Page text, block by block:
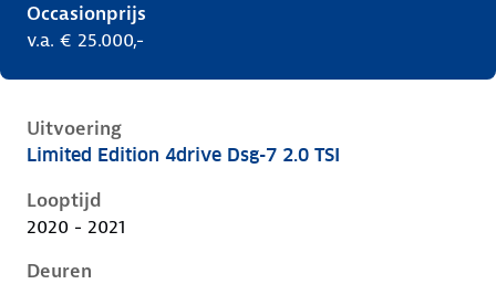
Occasionprijs
v.a. € 25.000,-
Uitvoering
Cupra Ateca i, 2.0 tsi, 221 kW, Benzine, 5 deuren
Limited Edition 4drive Dsg-7 2.0 TSI
Looptijd
2020 - 2021
Deuren